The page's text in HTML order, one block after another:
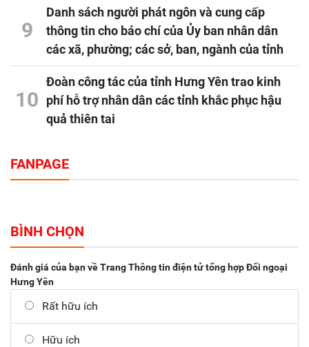
9
Danh sách người phát ngôn và cung cấp
thông tin cho báo chí của Ủy ban nhân dân
các xã, phường; các sở, ban, ngành của tỉnh
10
Đoàn công tác của tỉnh Hưng Yên trao kinh
phí hỗ trợ nhân dân các tỉnh khắc phục hậu
quả thiên tai
FANPAGE
BÌNH CHỌN
Đánh giá của bạn về Trang Thông tin điện tử tổng hợp Đối ngoại
Hưng Yên
Rất hữu ích
Hữu ích